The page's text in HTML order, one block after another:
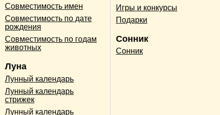
Совместимость имен
Совместимость по дате
рождения
Совместимость по годам
животных
Луна
Лунный календарь
Лунный календарь
стрижек
Лунный календарь
Игры и конкурсы
Подарки
Сонник
Сонник